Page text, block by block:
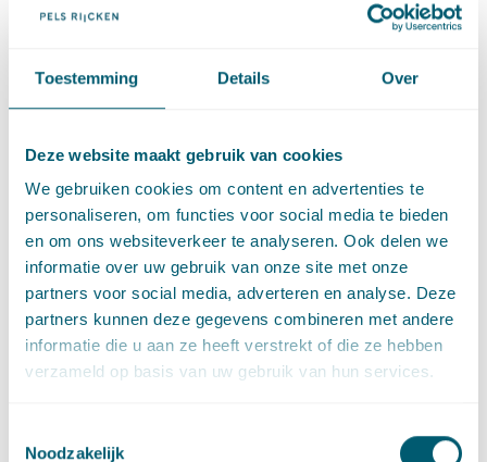
Toestemming Details Over
Deze website maakt gebruik van cookies
We gebruiken cookies om content en advertenties te
personaliseren, om functies voor social media te bieden
en om ons websiteverkeer te analyseren. Ook delen we
informatie over uw gebruik van onze site met onze
partners voor social media, adverteren en analyse. Deze
partners kunnen deze gegevens combineren met andere
informatie die u aan ze heeft verstrekt of die ze hebben
verzameld op basis van uw gebruik van hun services.
Noodzakelijk
bedoeld in categorie 3 of 4. Een overtreding wordt ingedeeld
‘goedwillend‘ wordt aangemerkt, in categorie B als het gedrag
D moet het gaan om bewust of crimineel gedrag.
Oordeel voorzieningenrechter
De voorzieningenrechter neemt voor haar oordeel in deze zaak
het gedrag van de maatschap nog eens onder de loep. Dit
gedrag, afgeleid uit een controleverslag van de
toezichthouder, moet volgens de voorzieningenrechter als
‘calculerend’ worden aangemerkt. De maatschap verricht
bouwhandelingen zonder een rechtsgeldige titel, en is zich er
daadwerkelijk een Wnb-vergunning kan worden verleend.